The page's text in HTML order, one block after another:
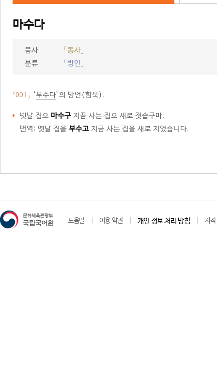
마수다
품사
「동사」
분류
「방언」
「001」 ‘부수다’의 방언(함북).
넷날 집으 마수구 지끔 사는 집으 새로 젓습구마.
번역: 옛날 집을 부수고 지금 사는 집을 새로 지었습니다.
도움말 이용 약관 개인 정보 처리 방침 저